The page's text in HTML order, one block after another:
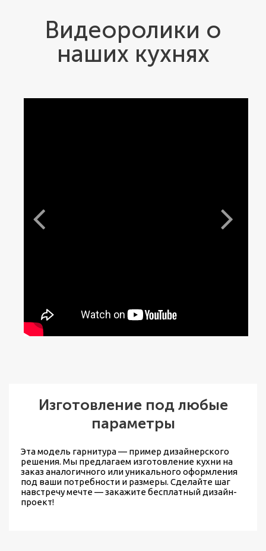
Кухонный гарнитур «Современная 455» – это
изысканная роскошь в сдержанном оформлении.
Видеоролики о
наших кухнях
Изготовление под любые
параметры
Эта модель гарнитура — пример дизайнерского
решения. Мы предлагаем изготовление кухни на
заказ аналогичного или уникального оформления
под ваши потребности и размеры. Сделайте шаг
навстречу мечте — закажите бесплатный дизайн-
проект!